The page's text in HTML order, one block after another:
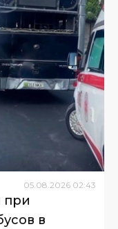
05.08.2026 02:43
при
в